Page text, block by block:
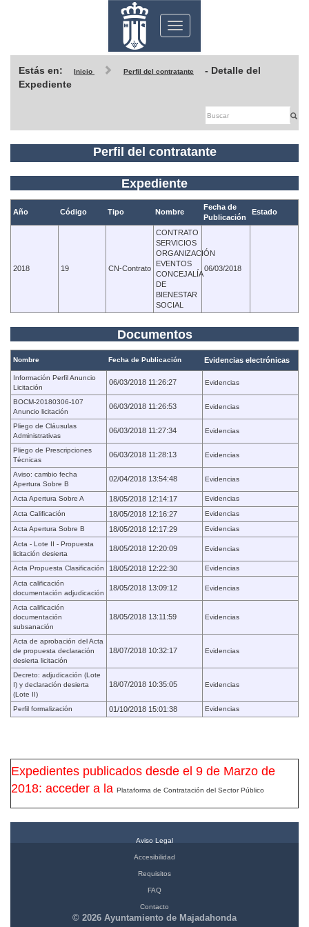
Toggle
navigation
Estás en: Inicio Perfil del contratante
- Detalle del
Expediente
Perfil del contratante
Expediente
Año Código Tipo Nombre
Fecha de
Publicación
Estado
2018 19 CN-Contrato
CONTRATO
SERVICIOS
ORGANIZACIÓN
EVENTOS
CONCEJALÍA
DE
BIENESTAR
SOCIAL
06/03/2018
Documentos
Nombre Fecha de Publicación Evidencias electrónicas
Información Perfil Anuncio
Licitación
06/03/2018 11:26:27 Evidencias
BOCM-20180306-107
Anuncio licitación
06/03/2018 11:26:53 Evidencias
Pliego de Cláusulas
Administrativas
06/03/2018 11:27:34 Evidencias
Pliego de Prescripciones
Técnicas
06/03/2018 11:28:13 Evidencias
Aviso: cambio fecha
Apertura Sobre B
02/04/2018 13:54:48 Evidencias
Acta Apertura Sobre A 18/05/2018 12:14:17
Evidencias
Acta Calificación
18/05/2018 12:16:27
Evidencias
Acta Apertura Sobre B
18/05/2018 12:17:29
Evidencias
Acta - Lote II - Propuesta
licitación desierta
18/05/2018 12:20:09 Evidencias
Acta Propuesta Clasificación 18/05/2018 12:22:30
Evidencias
Acta calificación
documentación adjudicación
18/05/2018 13:09:12 Evidencias
Acta calificación
documentación
subsanación
18/05/2018 13:11:59 Evidencias
Acta de aprobación del Acta
de propuesta declaración
desierta licitación
18/07/2018 10:32:17 Evidencias
Decreto: adjudicación (Lote
I) y declaración desierta
(Lote II)
18/07/2018 10:35:05 Evidencias
Perfil formalización 01/10/2018 15:01:38 Evidencias
Expedientes publicados desde el 9 de Marzo de
2018: acceder a la Plataforma de Contratación del Sector Público
Aviso Legal
Accesibilidad
Requisitos
FAQ
Contacto
© 2026 Ayuntamiento de Majadahonda